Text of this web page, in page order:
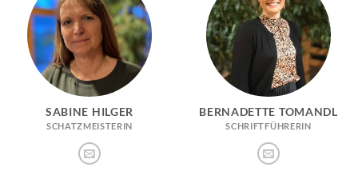
SABINE HILGER
SCHATZMEISTERIN
BERNADETTE TOMANDL
SCHRIFTFÜHRERIN